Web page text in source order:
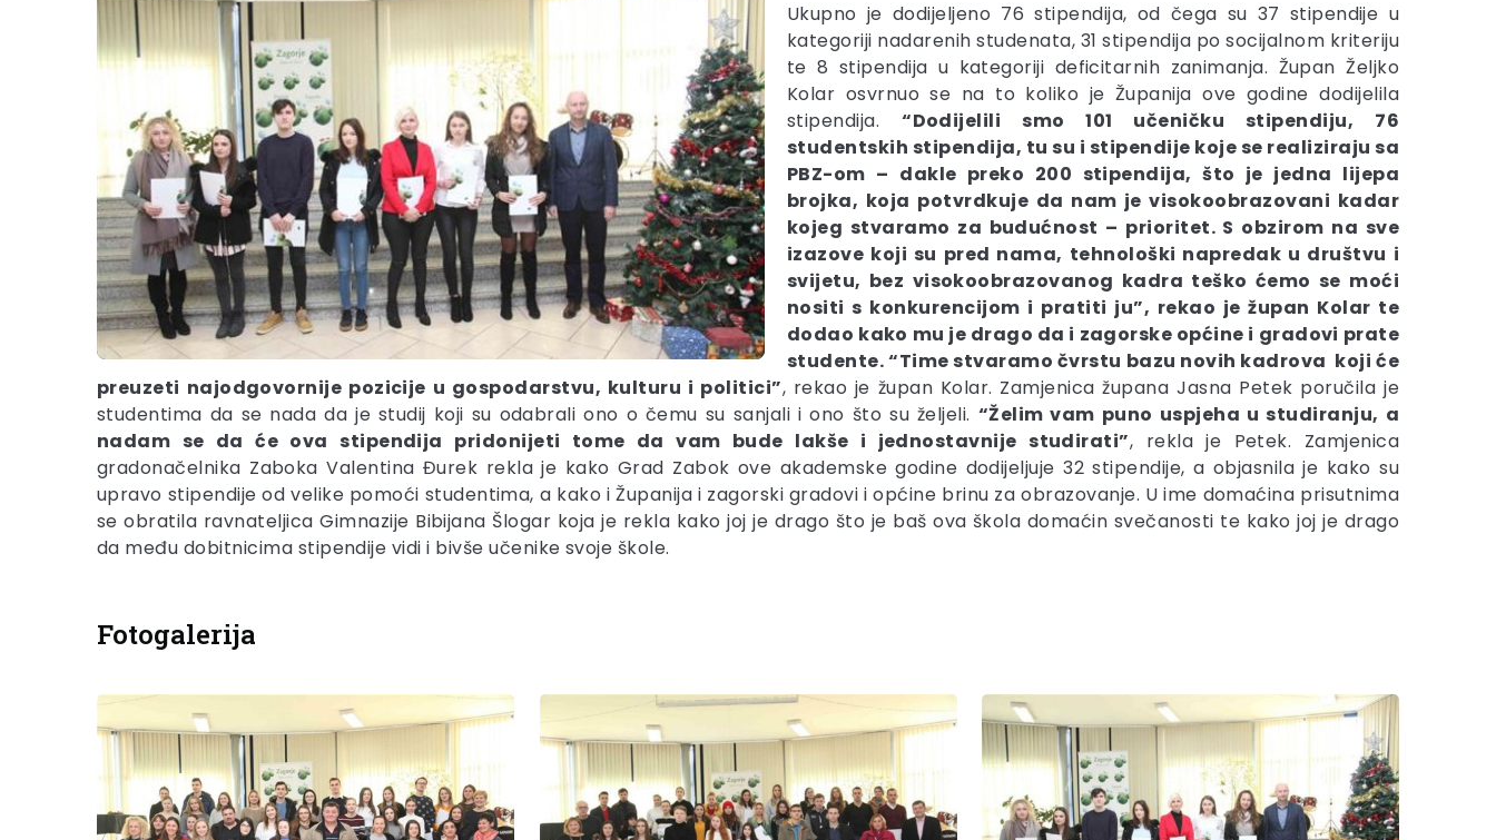
Ukupno je dodijeljeno 76 stipendija, od čega su 37 stipendije u
kategoriji nadarenih studenata, 31 stipendija po socijalnom kriteriju
te 8 stipendija u kategoriji deficitarnih zanimanja. Župan Željko
Kolar osvrnuo se na to koliko je Županija ove godine dodijelila
stipendija.“Dodijelili smo 101 učeničku stipendiju, 76
studentskih stipendija, tu su i stipendije koje se realiziraju sa
PBZ-om – dakle preko 200 stipendija, što je jedna lijepa
brojka, koja potvrdkuje da nam je visokoobrazovani kadar
kojeg stvaramo za budućnost – prioritet. S obzirom na sve
izazove koji su pred nama, tehnološki napredak u društvu i
svijetu, bez visokoobrazovanog kadra teško ćemo se moći
nositi s konkurencijom i pratiti ju”, rekao je župan Kolar te
dodao kako mu je drago da i zagorske općine i gradovi prate
studente. “Time stvaramo čvrstu bazu novih kadrova koji će
preuzeti najodgovornije pozicije u gospodarstvu, kulturu i politici”, rekao je župan Kolar. Zamjenica župana Jasna Petek poručila je
studentima da se nada da je studij koji su odabrali ono o čemu su sanjali i ono što su željeli. “Želim vam puno uspjeha u studiranju, a
nadam se da će ova stipendija pridonijeti tome da vam bude lakše i jednostavnije studirati”, rekla je Petek. Zamjenica
gradonačelnika Zaboka Valentina Đurek rekla je kako Grad Zabok ove akademske godine dodijeljuje 32 stipendije, a objasnila je kako su
upravo stipendije od velike pomoći studentima, a kako i Županija i zagorski gradovi i općine brinu za obrazovanje. U ime domaćina prisutnima
se obratila ravnateljica Gimnazije Bibijana Šlogar koja je rekla kako joj je drago što je baš ova škola domaćin svečanosti te kako joj je drago
da među dobitnicima stipendije vidi i bivše učenike svoje škole.
Fotogalerija